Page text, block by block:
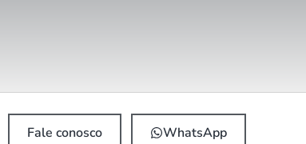
Fale conosco WhatsApp